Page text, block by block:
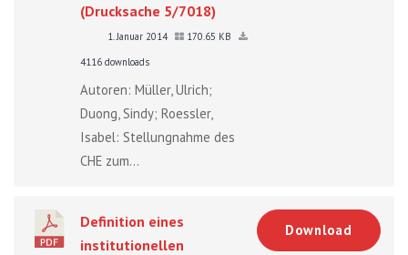
(Drucksache 5/7018)
1. Januar 2014
170.65 KB
4116 downloads
Autoren: Müller, Ulrich;
Duong, Sindy; Roessler,
Isabel: Stellungnahme des
CHE zum...
Definition eines
institutionellen
Download